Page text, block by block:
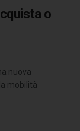
o
nuova
mobilità